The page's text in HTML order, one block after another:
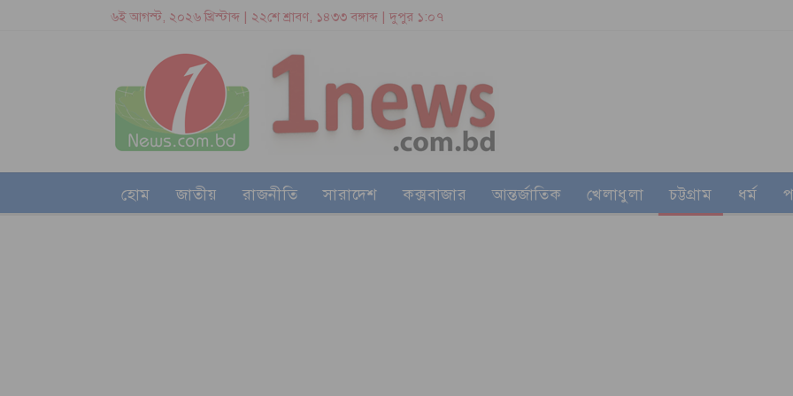
৬ই আগস্ট, ২০২৬ খ্রিস্টাব্দ | ২২শে শ্রাবণ, ১৪৩৩ বঙ্গাব্দ | দুপুর ১:০৭
হোম জাতীয় রাজনীতি সারাদেশ কক্সবাজার আন্তর্জাতিক খেলাধুলা চট্টগ্রাম ধর্ম